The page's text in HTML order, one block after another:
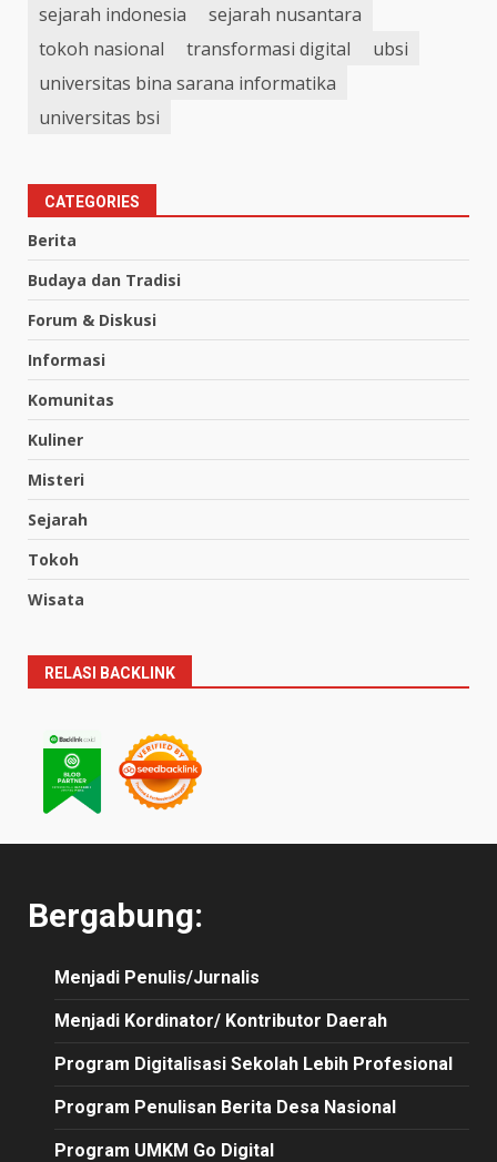
sejarah indonesia
sejarah nusantara
tokoh nasional
transformasi digital
ubsi
universitas bina sarana informatika
universitas bsi
CATEGORIES
Berita
Budaya dan Tradisi
Forum & Diskusi
Informasi
Komunitas
Kuliner
Misteri
Sejarah
Tokoh
Wisata
RELASI BACKLINK
Bergabung:
Menjadi Penulis/Jurnalis
Menjadi Kordinator/ Kontributor Daerah
Program Digitalisasi Sekolah Lebih Profesional
Program Penulisan Berita Desa Nasional
Program UMKM Go Digital